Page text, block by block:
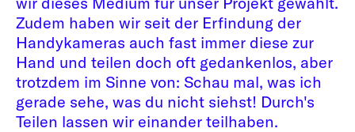
Zudem haben wir seit der Erfindung der
Handykameras auch fast immer diese zur
Hand und teilen doch oft gedankenlos, aber
trotzdem im Sinne von: Schau mal, was ich
gerade sehe, was du nicht siehst! Durch's
Teilen lassen wir einander teilhaben.